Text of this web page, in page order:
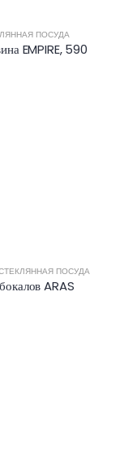
ПОСУДА
EMPIRE, 590
ПОСУДА
ARAS